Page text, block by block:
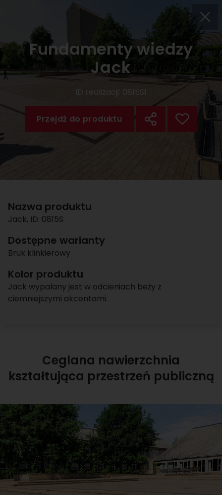
Fundamenty wiedzy
Jack
ID realizacji: 0815S1
Przejdź do produktu
Nazwa produktu
Jack, ID: 0815S
Dostępne warianty
Bruk klinkierowy
Kolor produktu
Jack wypalany jest w odcieniach beży z
ciemniejszymi akcentami.
Ceglana nawierzchnia
kształtująca przestrzeń publiczną